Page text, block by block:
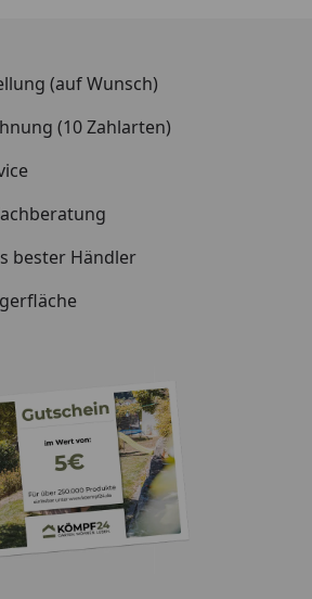
10 Jahre Garantie sprechen für
(auf Wunsch)
(10 Zahlarten)
bester Händler